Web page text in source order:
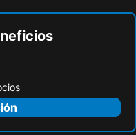
Tuul Etxea
Bilbao Sestao